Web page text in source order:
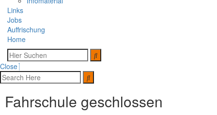
Links
Jobs
Auffrischung
Home
Close
Fahrschule geschlossen